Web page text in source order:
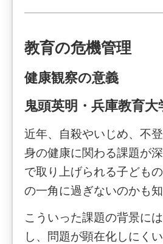
教育の危機管理
健康観察の意義
鬼頭英明・兵庫教育
近年、自殺やいじめ、不
身の健康に関わる課題が
で取り上げられる子ども
の一角に過ぎないのかも知
こういった課題の背景に
し、問題が顕在化しにく